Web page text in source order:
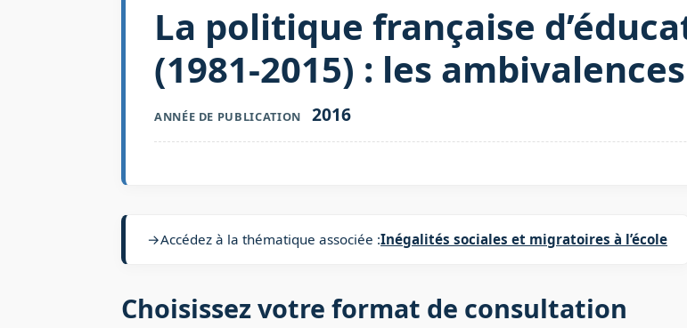
La politique française
(1981-2015) : les
ANNÉE DE PUBLICATION 2016
→Accédez à la thématique associée :Inégalités sociales et migratoires à l’école
Choisissez votre format de consultation